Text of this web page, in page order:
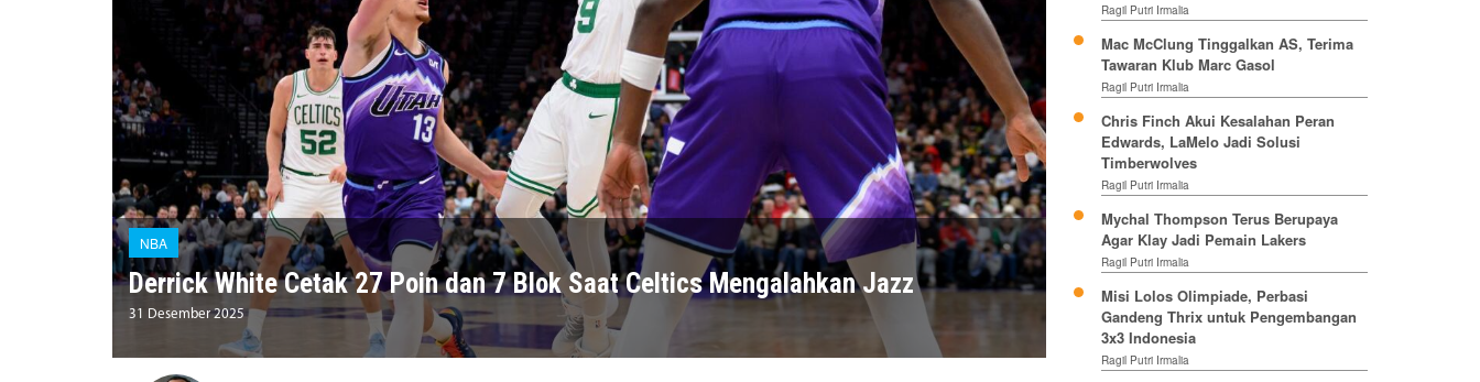
NBA
Derrick White Cetak 27 Poin dan 7 Blok Saat Celtics Mengalahkan Jazz
31 Desember 2025
Ragil Putri Irmalia
Mac McClung Tinggalkan AS, Terima
Tawaran Klub Marc Gasol
Ragil Putri Irmalia
Chris Finch Akui Kesalahan Peran
Edwards, LaMelo Jadi Solusi
Timberwolves
Ragil Putri Irmalia
Mychal Thompson Terus Berupaya
Agar Klay Jadi Pemain Lakers
Ragil Putri Irmalia
Misi Lolos Olimpiade, Perbasi
Gandeng Thrix untuk Pengembangan
3x3 Indonesia
Ragil Putri Irmalia